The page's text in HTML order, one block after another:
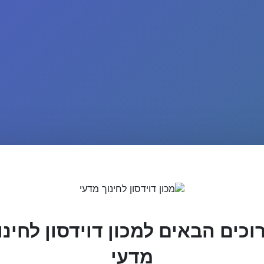
הבאים למכון דוידסון
מדעי